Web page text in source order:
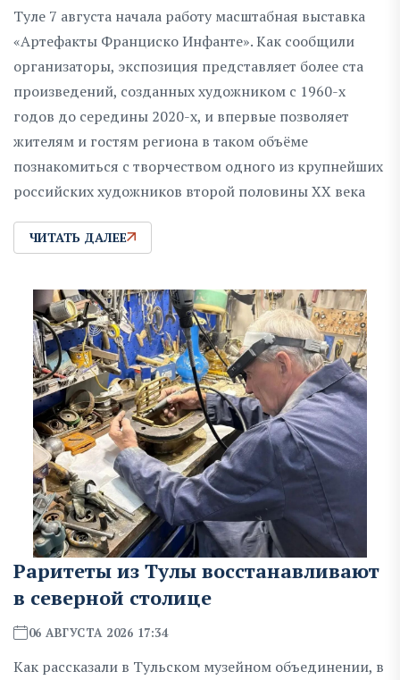
Туле 7 августа начала работу масштабная выставка
«Артефакты Франциско Инфанте». Как сообщили
организаторы, экспозиция представляет более ста
произведений, созданных художником с 1960-х
годов до середины 2020-х, и впервые позволяет
жителям и гостям региона в таком объёме
познакомиться с творчеством одного из крупнейших
российских художников второй половины XX века
ЧИТАТЬ ДАЛЕЕ
Раритеты из Тулы восстанавливают
в северной столице
06 АВГУСТА 2026 17:34
Как рассказали в Тульском музейном объединении, в